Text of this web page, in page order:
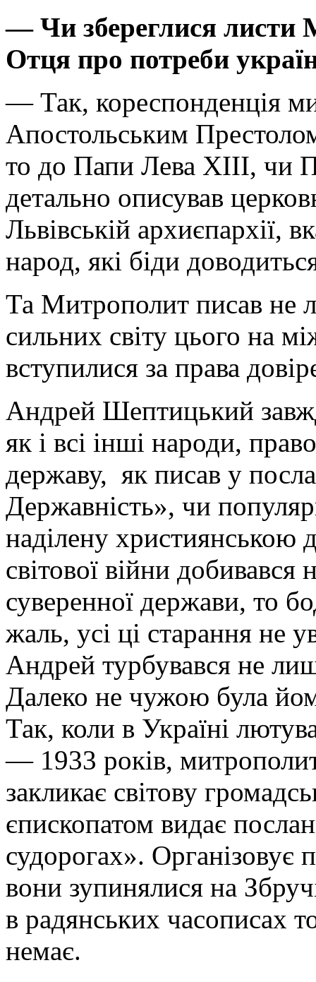
— Чи збереглися листи
Отця про потреби
— Так, кореспонденція
Апостольським
то до Папи Лева ХІІІ, чи
детально описував
Львівській архиєпархії,
народ, які біди
Та Митрополит писав не
сильних світу цього на
вступилися за права
Андрей Шептицький
як і всі інші народи,
державу, як писав у
Державність», чи
наділену
світової війни
суверенної держави, то
жаль, усі ці старання не
Андрей турбувався не
Далеко не чужою була
Так, коли в Україні
— 1933 років,
закликає світову
єпископатом видає
судорогах». Організовує
вони зупинялися на
в радянських часописах
немає.